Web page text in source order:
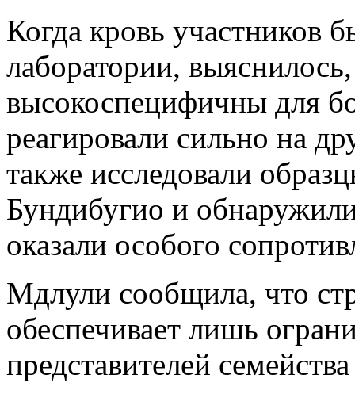
Когда кровь участников
лаборатории,
высокоспецифичны для
реагировали сильно на
также исследовали
Бундибугио и
оказали особого
Мдлули сообщила, что
обеспечивает лишь
представителей